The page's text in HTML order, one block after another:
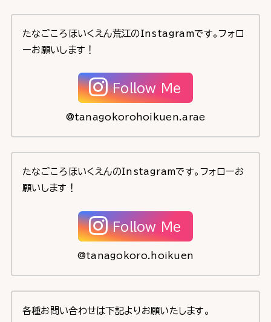
たなごころほいくえん荒江のInstagramです。フォロ
ーお願いします！
Follow Me
@tanagokorohoikuen.arae
たなごころほいくえんのInstagramです。フォローお
願いします！
Follow Me
@tanagokoro.hoikuen
各種お問い合わせは下記よりお願いたします。